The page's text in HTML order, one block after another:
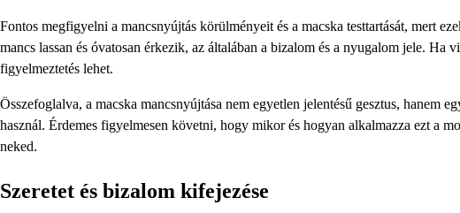
Fontos megfigyelni a mancsnyújtás körülményeit és a macska testtartását, mert
mancs lassan és óvatosan érkezik, az általában a bizalom és a nyugalom jele. Ha
figyelmeztetés lehet.
Összefoglalva, a macska mancsnyújtása nem egyetlen jelentésű gesztus, hanem
használ. Érdemes figyelmesen követni, hogy mikor és hogyan alkalmazza ezt a
neked.
Szeretet és bizalom kifejezése